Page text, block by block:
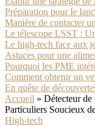
Préparation pour le
Manière de contacter
Le télescope LSST :
Le high-tech face aux
Astuces pour une
Pourquoi les PME
Comment obtenir un
En quête de
Accueil » Détecteur de
Particuliers Soucieux
High-tech